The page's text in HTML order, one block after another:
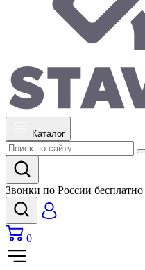
Каталог
Звонки по России бесплатно
0